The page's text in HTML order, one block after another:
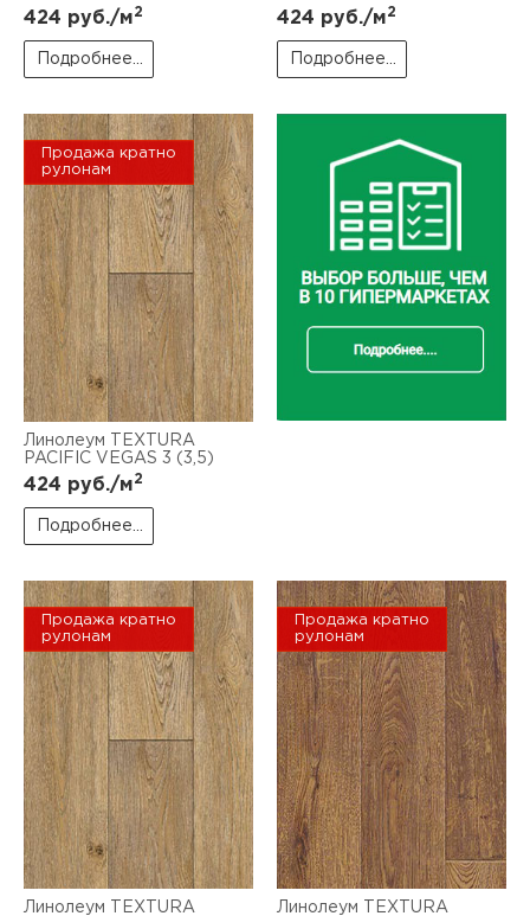
424 руб./м2
Подробнее...
424 руб./м2
Подробнее...
Продажа кратно
рулонам
Линолеум TEXTURA
PACIFIC VEGAS 3 (3,5)
424 руб./м2
Подробнее...
Продажа кратно
рулонам
Линолеум TEXTURA
Продажа кратно
рулонам
Линолеум TEXTURA